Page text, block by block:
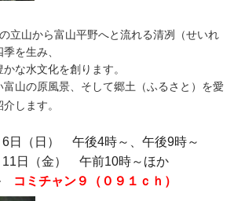
立山から富山平野へと流れる清冽（せいれ
を生み、
な水文化を創ります。
富山の原風景、そして郷土（ふるさと）を愛
します。
6日（日） 午後4時～、午後9時～
11日（金） 午前10時～ほか
コミチャン９（０９１ｃｈ）